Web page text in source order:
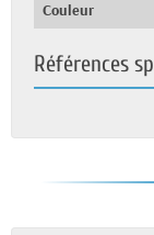
Couleur
Références